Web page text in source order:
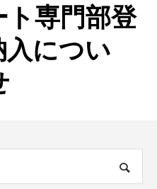
ト専門部登
入につい